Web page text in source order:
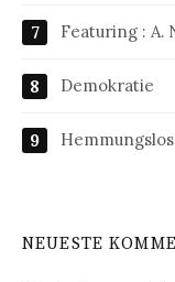
Featuring : A.
Demokratie
NEUESTE